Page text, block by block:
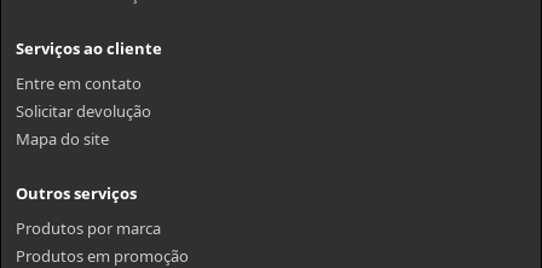
Serviços ao cliente
Entre em contato
Solicitar devolução
Mapa do site
Outros serviços
Produtos por marca
Produtos em promoção